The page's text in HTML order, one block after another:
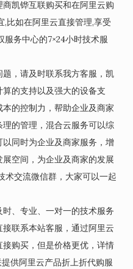
凯铧互联购买和在阿里云购
比如在阿里云直接管理,享受
务中心的7×24小时技术服
，请及时联系我方客服，凯
的支持以及强大的设备支
的控制力，帮助企业及商家
的管理，混合云服务可以综
同时为企业及商家服务，增
空间，为企业及商家的发展
术交流微信群，大家可以一起
、专业、一对一的技术服务
联系本站客服，通过阿里云
购买，但是价格更优，详情
供阿里云产品折上折代购服